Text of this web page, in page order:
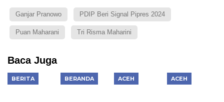
Ganjar Pranowo PDIP Beri Signal Pipres 2024
Puan Maharani Tri Risma Maharini
Baca Juga
BERITA BERANDA ACEH ACEH